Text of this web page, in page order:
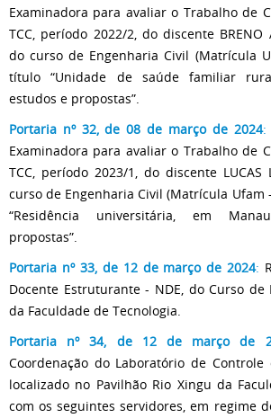
Examinadora para avaliar o Trabalho de
TCC, período 2022/2, do discente BRENO
do curso de Engenharia Civil (Matrícula
título “Unidade de saúde familiar
estudos e propostas”.
Portaria nº 32, de 08 de março de 2024:
Examinadora para avaliar o Trabalho de
TCC, período 2023/1, do discente LUCAS
curso de Engenharia Civil (Matrícula Ufam
“Residência universitária, em
propostas”.
Portaria nº 33, de 12 de março de 2024:
Docente Estruturante - NDE, do Curso de
da Faculdade de Tecnologia.
Portaria nº 34, de 12 de março de
Coordenação do Laboratório de Controle
localizado no Pavilhão Rio Xingu da
com os seguintes servidores, em regime